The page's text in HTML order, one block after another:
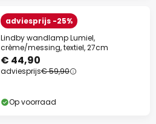
adviesprijs -25%
Lindby wandlamp Lumiel,
crème/messing, textiel, 27cm
€ 44,90
adviesprijs€ 59,90
Op voorraad